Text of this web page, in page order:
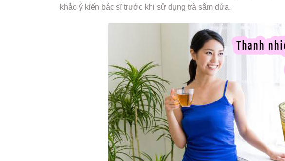
khảo ý kiến bác sĩ trước khi sử dụng trà sâm dứa.